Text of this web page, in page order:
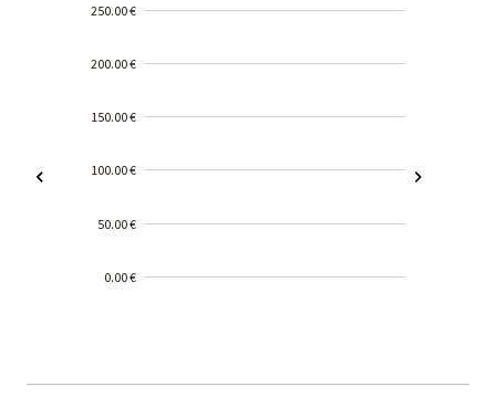
250.00 €
200.00 €
150.00 €
100.00 €
50.00 €
0.00 €
01-02